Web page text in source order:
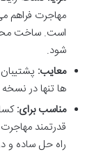
مهاجرت فراهم
شود.
معایب:
ها تنها در نسخه Pro موجود است.
مناسب برای:
قدرتمند
راه حل ساده و